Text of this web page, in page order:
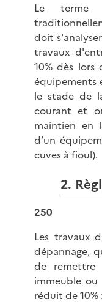
Le terme
doit
travaux
10% dès lors
équipements
le stade de
courant et
maintien en
d’un
cuves à fioul).
2.
250
Les travaux
dépannage,
de remettre
immeuble
réduit de 10% :